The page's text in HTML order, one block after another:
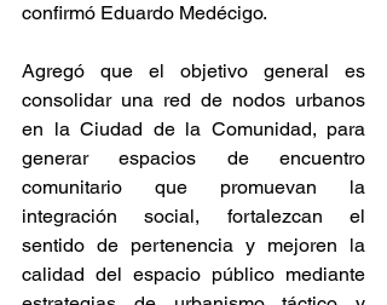
confirmó Eduardo Medécigo.
Agregó que el objetivo general es
consolidar una red de nodos urbanos
en la Ciudad de la Comunidad, para
generar espacios de encuentro
comunitario que promuevan la
integración social, fortalezcan el
sentido de pertenencia y mejoren la
calidad del espacio público mediante